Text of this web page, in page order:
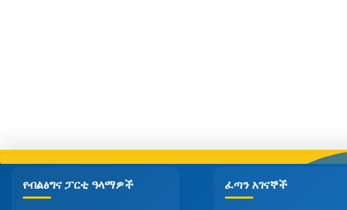
የብልፅግና ፓርቲ ዓላማዎች ፈጣን አገናኞች